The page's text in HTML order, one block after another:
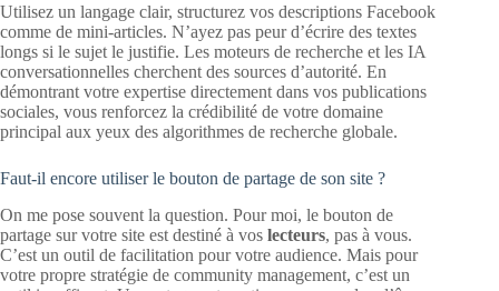
Utilisez un langage clair, structurez vos descriptions Facebook
comme de mini-articles. N’ayez pas peur d’écrire des textes
longs si le sujet le justifie. Les moteurs de recherche et les IA
conversationnelles cherchent des sources d’autorité. En
démontrant votre expertise directement dans vos publications
sociales, vous renforcez la crédibilité de votre domaine
principal aux yeux des algorithmes de recherche globale.
Faut-il encore utiliser le bouton de partage de son site ?
On me pose souvent la question. Pour moi, le bouton de
partage sur votre site est destiné à vos lecteurs, pas à vous.
C’est un outil de facilitation pour votre audience. Mais pour
votre propre stratégie de community management, c’est un